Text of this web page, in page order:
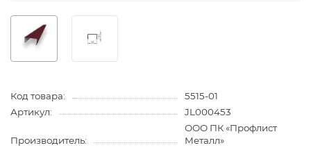
Код товара:
5515-01
Артикул:
JL000453
Производитель:
ООО ПК «Профлист
Металл»